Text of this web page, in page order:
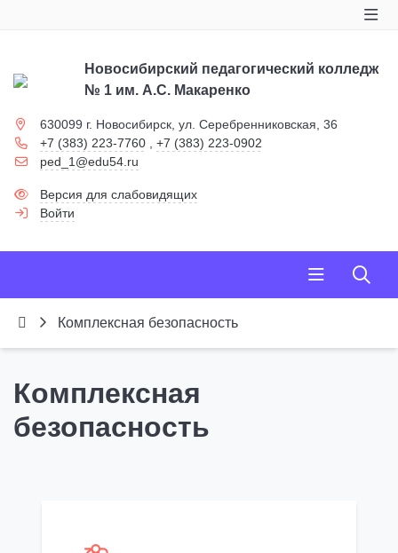
Новосибирский педагогический колледж
№ 1 им. А.С. Макаренко
630099 г. Новосибирск, ул. Серебренниковская, 36
+7 (383) 223-7760
+7 (383) 223-0902
ped_1@edu54.ru
Версия для слабовидящих
Войти
Комплексная безопасность
Комплексная
безопасность